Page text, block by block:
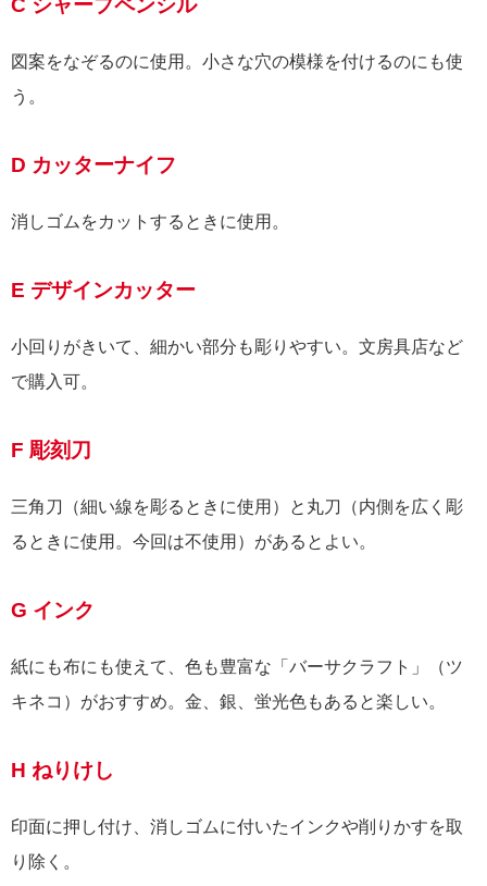
図案をなぞるのに使用。小さな穴の模様を付けるのにも使
う。
D カッターナイフ
消しゴムをカットするときに使用。
E デザインカッター
小回りがきいて、細かい部分も彫りやすい。文房具店など
で購入可。
F 彫刻刀
三角刀（細い線を彫るときに使用）と丸刀（内側を広く彫
るときに使用。今回は不使用）があるとよい。
G インク
紙にも布にも使えて、色も豊富な「バーサクラフト」（ツ
キネコ）がおすすめ。金、銀、蛍光色もあると楽しい。
H ねりけし
印面に押し付け、消しゴムに付いたインクや削りかすを取
り除く。